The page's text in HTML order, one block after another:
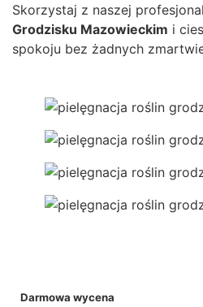
Skorzystaj z naszej
Grodzisku Mazowieckim i
spokoju bez żadnych
Darmowa wycena